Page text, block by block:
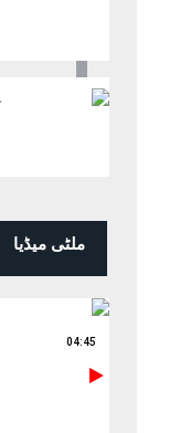
ملٹی میڈیا
04:45